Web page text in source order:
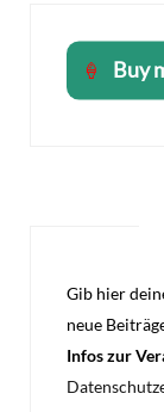
Gib hier
neue
Infos zur